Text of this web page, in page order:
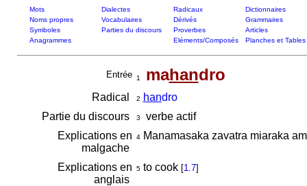
Mots Dialectes Radicaux
Dictionnaires
Noms propres
Vocabulaires Dérivés
Grammaires
Symboles
Parties du discours Proverbes
Articles
Anagrammes
Eléments/Composés Planches et Tables
Entrée 1 mahandro
Radical 2 handro
Partie du discours
3
verbe actif
Explications en
malgache
4Manamasaka zavatra miaraka
Explications en
anglais
5to cook [1.7]